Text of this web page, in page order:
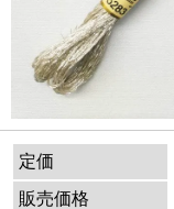
定価
販売価格